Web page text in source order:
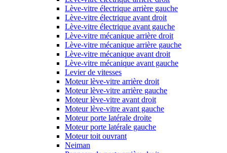
Lève-vitre électrique arrière gauche
Lève-vitre électrique avant droit
Lève-vitre électrique avant gauche
Lève-vitre mécanique arrière droit
Lève-vitre mécanique arrière gauche
Lève-vitre mécanique avant droit
Lève-vitre mécanique avant gauche
Levier de vitesses
Moteur lève-vitre arrière droit
Moteur lève-vitre arrière gauche
Moteur lève-vitre avant droit
Moteur lève-vitre avant gauche
Moteur porte latérale droite
Moteur porte latérale gauche
Moteur toit ouvrant
Neiman